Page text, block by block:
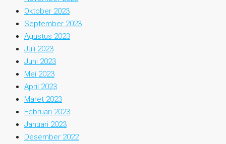
Oktober 2023
September 2023
Agustus 2023
Juli 2023
Juni 2023
Mei 2023
April 2023
Maret 2023
Februari 2023
Januari 2023
Desember 2022